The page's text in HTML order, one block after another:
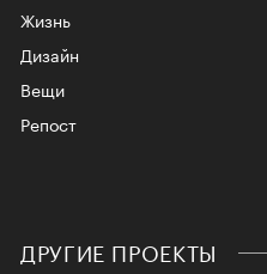
Жизнь
Дизайн
Вещи
Репост
ДРУГИЕ ПРОЕКТЫ